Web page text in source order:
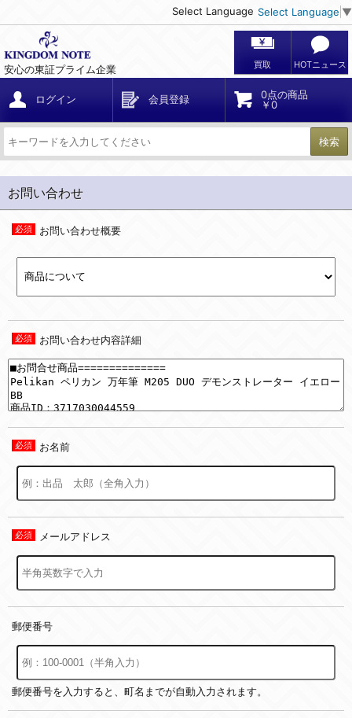
Select Language Select Language ▼
安心の東証プライム企業 買取 HOTニュース
ログイン 会員登録
0点の商品
￥0
検索
お問い合わせ
お問い合わせ概要
お問い合わせ内容詳細
お名前
メールアドレス
郵便番号
郵便番号を入力すると、町名までが自動入力されます。